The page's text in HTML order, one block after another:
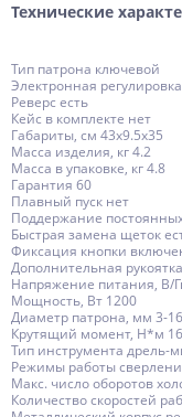
Технические
Тип патрона ключевой
Электронная
Реверс есть
Кейс в комплекте нет
Габариты, см 43x9.5x35
Масса изделия, кг 4.2
Масса в упаковке, кг 4.8
Гарантия 60
Плавный пуск нет
Поддержание
Быстрая замена щеток
Фиксация кнопки
Дополнительная
Напряжение питания, В/
Мощность, Вт 1200
Диаметр патрона, мм 3-16
Крутящий момент, Н*м
Тип инструмента дрель-
Режимы работы
Макс. число оборотов
Количество скоростей